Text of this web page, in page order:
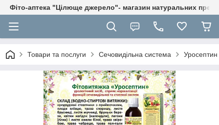
Фіто-аптека "Цілюще джерело"- магазин натуральних
Товари та послуги Сечовидільна система